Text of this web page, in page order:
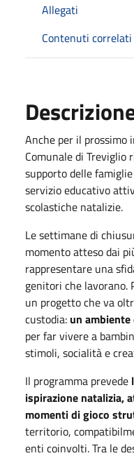
Allegati
Contenuti correlati
Anche per il prossimo
Comunale di Treviglio
supporto delle
servizio educativo
scolastiche natalizie.
Le settimane di
momento atteso dai
rappresentare una
genitori che lavorano.
un progetto che va
custodia: un
per far vivere a
stimoli, socialità e
Il programma prevede
ispirazione natalizia,
momenti di gioco
territorio,
enti coinvolti. Tra le